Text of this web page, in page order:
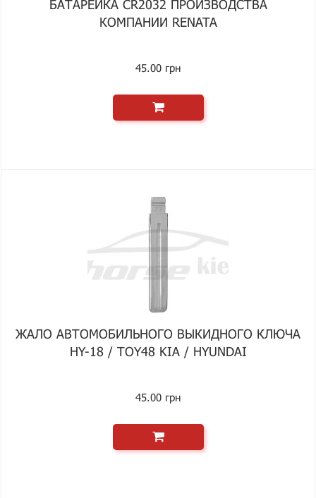
БАТАРЕЙКА CR2032 ПРОИЗВОДСТВА
КОМПАНИИ RENATA
45.00 грн
ЖАЛО АВТОМОБИЛЬНОГО ВЫКИДНОГО КЛЮЧА
HY-18 / TOY48 KIA / HYUNDAI
45.00 грн